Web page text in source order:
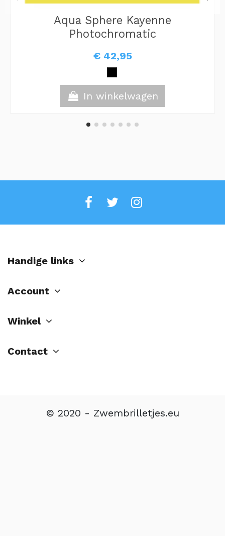
Aqua Sphere Kayenne
Photochromatic
€ 42,95
In winkelwagen
Handige links
Account
Winkel
Contact
© 2020 - Zwembrilletjes.eu